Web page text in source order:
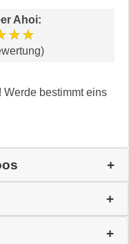
Ahoi:
Werde bestimmt eins